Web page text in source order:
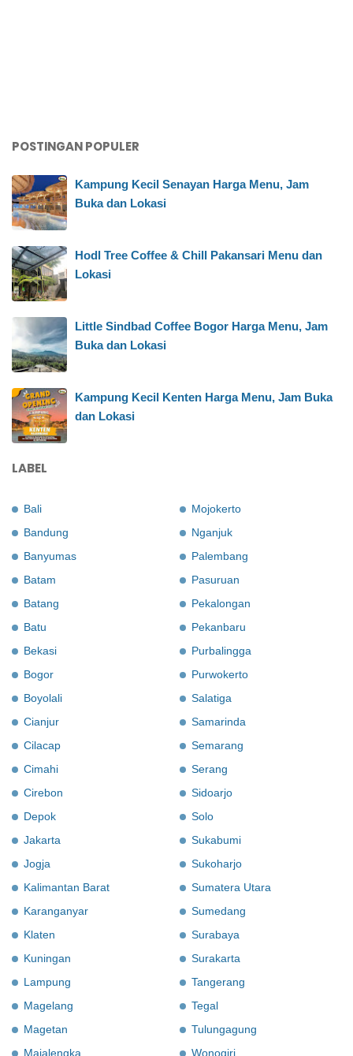
POSTINGAN POPULER
Kampung Kecil Senayan Harga Menu, Jam
Buka dan Lokasi
Hodl Tree Coffee & Chill Pakansari Menu dan
Lokasi
Little Sindbad Coffee Bogor Harga Menu, Jam
Buka dan Lokasi
Kampung Kecil Kenten Harga Menu, Jam Buka
dan Lokasi
LABEL
Bali
Bandung
Banyumas
Batam
Batang
Batu
Bekasi
Bogor
Boyolali
Cianjur
Cilacap
Cimahi
Cirebon
Depok
Jakarta
Jogja
Kalimantan Barat
Karanganyar
Klaten
Kuningan
Lampung
Magelang
Magetan
Majalengka
Mojokerto
Nganjuk
Palembang
Pasuruan
Pekalongan
Pekanbaru
Purbalingga
Purwokerto
Salatiga
Samarinda
Semarang
Serang
Sidoarjo
Solo
Sukabumi
Sukoharjo
Sumatera Utara
Sumedang
Surabaya
Surakarta
Tangerang
Tegal
Tulungagung
Wonogiri